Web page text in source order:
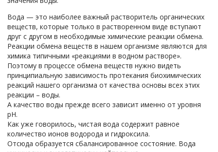
Вода — это наиболее важный растворитель органических
веществ, которые только в растворенном виде вступают
друг с другом в необходимые химические реакции обмена.
Реакции обмена веществ в нашем организме являются для
химика типичными «реакциями в водном растворе».
Поэтому в процессе обмена веществ нужно видеть
принципиальную зависимость протекания биохимических
реакций нашего организма от качества основы всех этих
реакции – воды.
А качество воды прежде всего зависит именно от уровня
рН.
Как уже говорилось, чистая вода содержит равное
количество ионов водорода и гидроксила.
Отсюда образуется сбалансированное состояние. Вода